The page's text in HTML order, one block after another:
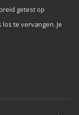
getest op
te vervangen. Je